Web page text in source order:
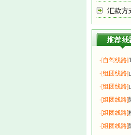
汇款方
·[自驾线路]
·[组团线路]
·[组团线路]
·[组团线路]
·[组团线路]
·[组团线路]